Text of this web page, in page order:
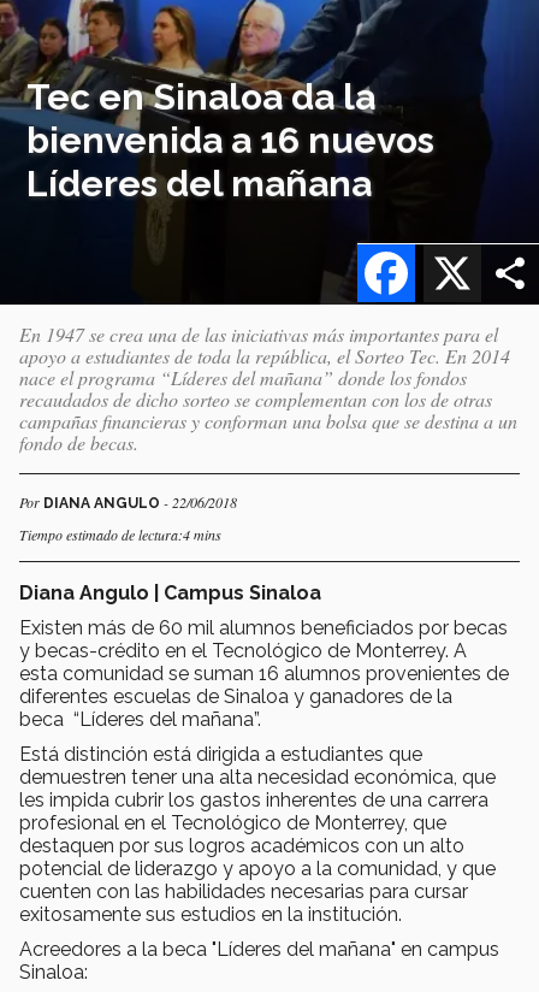
Tec en Sinaloa da la
bienvenida a 16 nuevos
Líderes del mañana
X
Facebook
En 1947 se crea una de las iniciativas más importantes para el
apoyo a estudiantes de toda la república, el Sorteo Tec. En 2014
nace el programa “Líderes del mañana” donde los fondos
recaudados de dicho sorteo se complementan con los de otras
campañas financieras y conforman una bolsa que se destina a un
fondo de becas.
Por DIANA ANGULO - 22/06/2018
Tiempo estimado de lectura:4 mins
Diana Angulo | Campus Sinaloa
Existen más de 60 mil alumnos beneficiados por becas
y becas-crédito en el Tecnológico de Monterrey. A
esta comunidad se suman 16 alumnos provenientes de
diferentes escuelas de Sinaloa y ganadores de la
beca “Líderes del mañana”.
Está distinción está dirigida a estudiantes que
demuestren tener una alta necesidad económica, que
les impida cubrir los gastos inherentes de una carrera
profesional en el Tecnológico de Monterrey, que
destaquen por sus logros académicos con un alto
potencial de liderazgo y apoyo a la comunidad, y que
cuenten con las habilidades necesarias para cursar
exitosamente sus estudios en la institución.
Acreedores a la beca "Líderes del mañana" en campus
Sinaloa: